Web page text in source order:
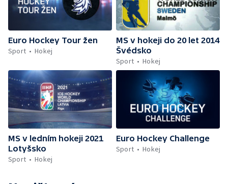
Euro Hockey Tour žen
Sport
Hokej
MS v hokeji do 20 let 2014
Švédsko
Sport
Hokej
MS v ledním hokeji 2021
Lotyšsko
Sport
Hokej
Euro Hockey Challenge
Sport
Hokej